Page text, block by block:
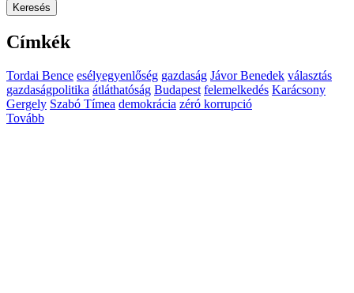
Keresés
Címkék
Tordai Bence esélyegyenlőség gazdaság Jávor Benedek választás
gazdaságpolitika átláthatóság Budapest felemelkedés Karácsony
Gergely Szabó Tímea demokrácia zéró korrupció
Tovább